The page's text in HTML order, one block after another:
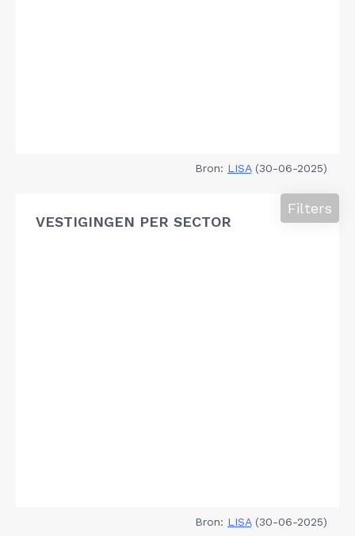
Bron: LISA(30-06-2025)
VESTIGINGEN PER SECTOR
Filters
Bron: LISA(30-06-2025)